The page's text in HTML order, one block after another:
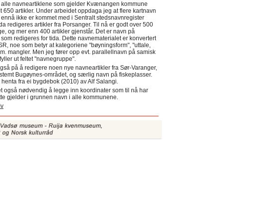
alle navneartiklene som gjelder Kvænangen kommune
650 artikler. Under arbeidet oppdaga jeg at flere kartnavn
ikke er kommet med i Sentralt stedsnavnregister
redigeres artikler fra Porsanger. Til nå er godt over 500
og mer enn 400 artikler gjenstår. Det er navn på
som redigeres for tida. Dette navnematerialet er konvertert
noe som betyr at kategoriene "bøyningsform", "uttale,
mangler. Men jeg fører opp evt. parallellnavn på samisk
ut feltet "navnegruppe".
på å redigere noen nye navneartikler fra Sør-Varanger,
Bugøynes-området, og særlig navn på fiskeplasser.
henta fra ei bygdebok (2010) av Alf Salangi.
også nødvendig å legge inn koordinater som til nå har
gjelder i grunnen navn i alle kommunene.